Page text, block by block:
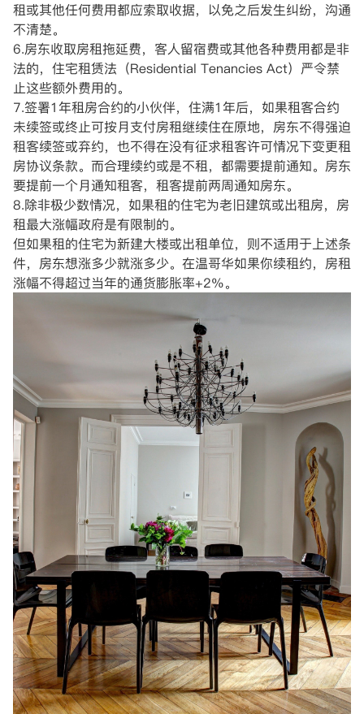
租或其他任何费用都应索取收据，以免之后发生纠纷，沟通
不清楚。
6.房东收取房租拖延费，客人留宿费或其他各种费用都是非
法的，住宅租赁法（Residential Tenancies Act）严令禁
止这些额外费用的。
7.签署1年租房合约的小伙伴，住满1年后，如果租客合约
未续签或终止可按月支付房租继续住在原地，房东不得强迫
租客续签或弃约，也不得在没有征求租客许可情况下变更租
房协议条款。而合理续约或是不租，都需要提前通知。房东
要提前一个月通知租客，租客提前两周通知房东。
8.除非极少数情况，如果租的住宅为老旧建筑或出租房，房
租最大涨幅政府是有限制的。
但如果租的住宅为新建大楼或出租单位，则不适用于上述条
件，房东想涨多少就涨多少。在温哥华如果你续租约，房租
涨幅不得超过当年的通货膨胀率+2%。